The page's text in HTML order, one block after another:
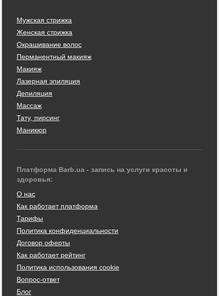
Мужская стрижка
Женская стрижка
Окрашивание волос
Перманентный макияж
Макияж
Лазерная эпиляция
Депиляция
Массаж
Тату, пирсинг
Маникюр
Платформа Barb.ua - запись на услуги красоты и
здоровья:
О нас
Как работает платформа
Тарифы
Политика конфиденциальности
Договор оферты
Как работает рейтинг
Политика использования cookie
Вопрос-ответ
Блог